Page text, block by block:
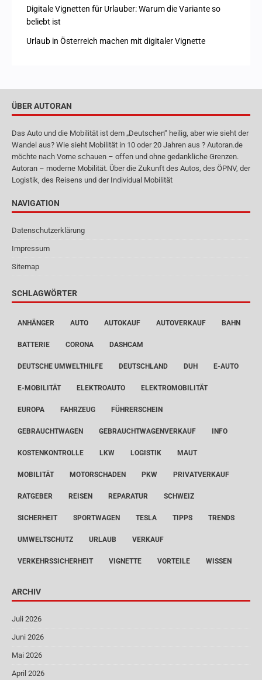
Digitale Vignetten für Urlauber: Warum die Variante so
beliebt ist
Urlaub in Österreich machen mit digitaler Vignette
ÜBER AUTORAN
Das Auto und die Mobilität ist dem „Deutschen“ heilig, aber wie sieht der
Wandel aus? Wie sieht Mobilität in 10 oder 20 Jahren aus ? Autoran.de
möchte nach Vorne schauen – offen und ohne gedankliche Grenzen.
Autoran – moderne Mobilität. Über die Zukunft des Autos, des ÖPNV, der
Logistik, des Reisens und der Individual Mobilität
NAVIGATION
Datenschutzerklärung
Impressum
Sitemap
SCHLAGWÖRTER
ANHÄNGER AUTO AUTOKAUF AUTOVERKAUF BAHN
BATTERIE CORONA DASHCAM
DEUTSCHE UMWELTHILFE DEUTSCHLAND DUH E-AUTO
E-MOBILITÄT ELEKTROAUTO ELEKTROMOBILITÄT
EUROPA FAHRZEUG FÜHRERSCHEIN
GEBRAUCHTWAGEN GEBRAUCHTWAGENVERKAUF INFO
KOSTENKONTROLLE LKW LOGISTIK MAUT
MOBILITÄT MOTORSCHADEN PKW PRIVATVERKAUF
RATGEBER REISEN REPARATUR SCHWEIZ
SICHERHEIT SPORTWAGEN TESLA TIPPS TRENDS
UMWELTSCHUTZ URLAUB VERKAUF
VERKEHRSSICHERHEIT VIGNETTE VORTEILE WISSEN
ARCHIV
Juli 2026
Juni 2026
Mai 2026
April 2026